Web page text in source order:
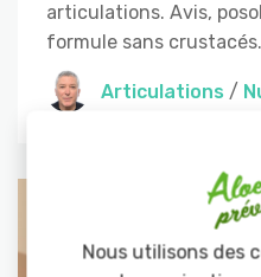
articulations. Avis,
formule sans crustacés.
Articulations /
Nous utilisons des